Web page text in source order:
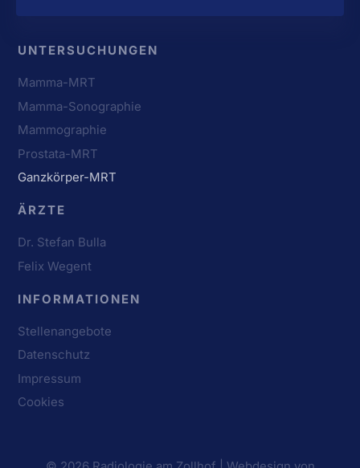
UNTERSUCHUNGEN
Mamma-MRT
Mamma-Sonographie
Mammographie
Prostata-MRT
Ganzkörper-MRT
ÄRZTE
Dr. Stefan Bulla
Felix Wegent
INFORMATIONEN
Stellenangebote
Datenschutz
Impressum
Cookies